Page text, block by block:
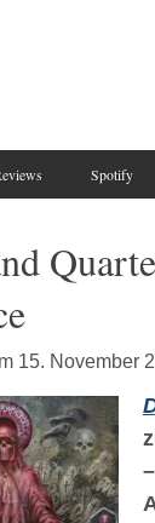
Spotify
15. November